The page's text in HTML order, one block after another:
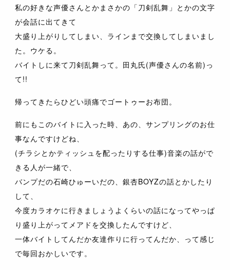
私の好きな声優さんとかまさかの「刀剣乱舞」とかの文字
が会話に出てきて
大盛り上がりしてしまい、ラインまで交換してしまいまし
た。ウケる。
バイトしに来て刀剣乱舞って。田丸氏(声優さんの名前)っ
て!!
帰ってきたらひどい頭痛でゴートゥーお布団。
前にもこのバイトに入った時、あの、サンプリングのお仕
事なんですけどね、
(チラシとかティッシュを配ったりする仕事)音楽の話がで
きる人が一緒で、
バンプだの石崎ひゅーいだの、銀杏BOYZの話とかしたり
して、
今度カラオケに行きましょうよくらいの話になってやっぱ
り盛り上がってメアドを交換したんですけど、
一体バイトしてんだか友達作りに行ってんだか、って感じ
で毎回おかしいです。